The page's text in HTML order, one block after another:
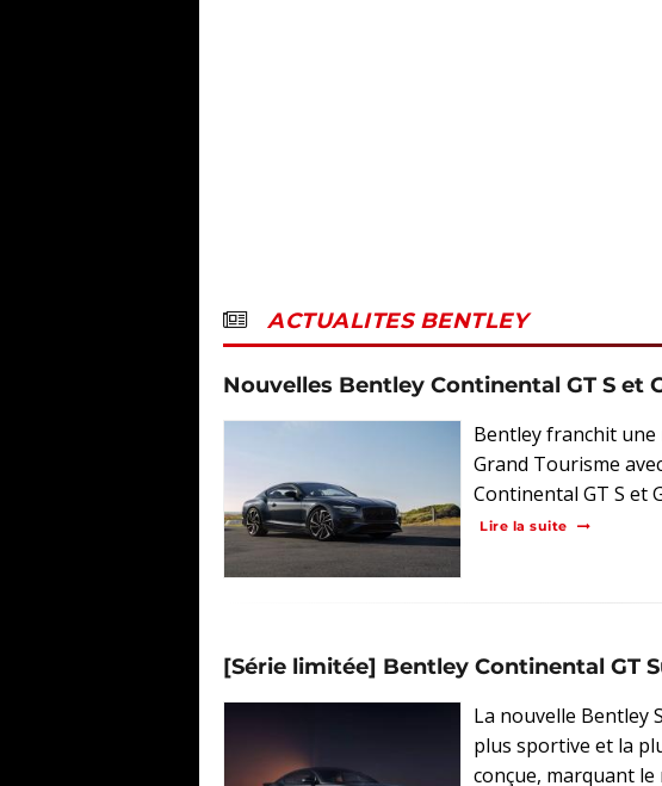
ACTUALITES BENTLEY
Nouvelles Bentley Continental GT S et
Bentley franchit
Grand Tourisme
Continental GT S et
Lire la suite
[Série limitée] Bentley Continental GT
La nouvelle Bentley
plus sportive et la
conçue, marquant le